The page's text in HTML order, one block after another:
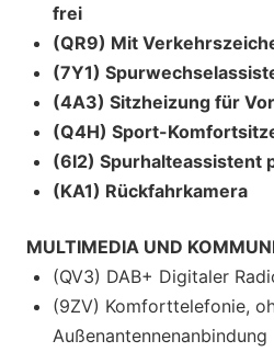
frei
(QR9) Mit
(7Y1)
(4A3) Sitzheizung für
(Q4H) Sport-
(6I2) Spurhalteassistent
(KA1) Rückfahrkamera
MULTIMEDIA UND
(QV3) DAB+ Digitaler
(9ZV) Komforttelefonie,
Außenantennenanbindung